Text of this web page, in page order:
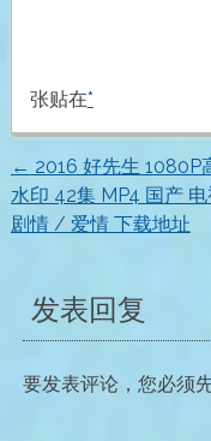
张贴在*
文
章
导
航
← 2016 好先生 1080P
水印 42集 MP4 国产 电
剧情 / 爱情 下载地址
发表回复
要发表评论，您必须